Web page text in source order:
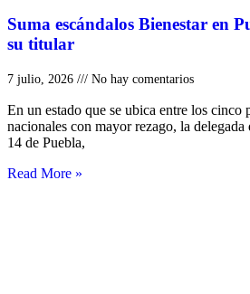
Suma escándalos Bienestar en
su titular
7 julio, 2026 No hay comentarios
En un estado que se ubica entre los cinco
nacionales con mayor rezago, la
14 de Puebla,
Read More »